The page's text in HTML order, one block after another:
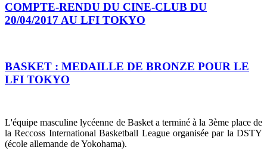
COMPTE-RENDU DU CINE-CLUB DU
20/04/2017 AU LFI TOKYO
BASKET : MEDAILLE DE BRONZE POUR LE
LFI TOKYO
L'équipe masculine lycéenne de Basket a terminé à la 3ème place de
la Reccoss International Basketball League organisée par la DSTY
(école allemande de Yokohama).